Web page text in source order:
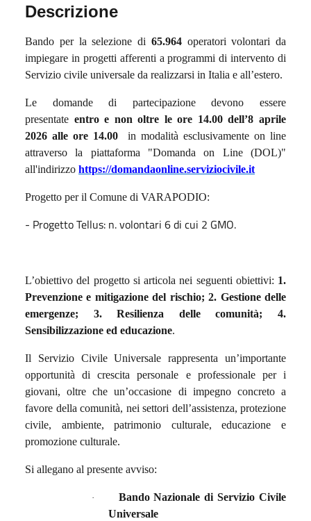
Descrizione
Bando per la selezione di 65.964 operatori volontari da
impiegare in progetti afferenti a programmi di intervento di
Servizio civile universale da realizzarsi in Italia e all’estero.
Le domande di partecipazione devono essere
presentate entro e non oltre le ore 14.00 dell’8 aprile
2026 alle ore 14.00 in modalità esclusivamente on line
attraverso la piattaforma "Domanda on Line (DOL)"
all'indirizzo https://domandaonline.serviziocivile.it
Progetto per il Comune di VARAPODIO:
- Progetto Tellus: n. volontari 6 di cui 2 GMO.
L’obiettivo del progetto si articola nei seguenti obiettivi: 1.
Prevenzione e mitigazione del rischio; 2. Gestione delle
emergenze; 3. Resilienza delle comunità; 4.
Sensibilizzazione ed educazione.
Il Servizio Civile Universale rappresenta un’importante
opportunità di crescita personale e professionale per i
giovani, oltre che un’occasione di impegno concreto a
favore della comunità, nei settori dell’assistenza, protezione
civile, ambiente, patrimonio culturale, educazione e
promozione culturale.
Si allegano al presente avviso:
·
Bando Nazionale di Servizio Civile
Universale